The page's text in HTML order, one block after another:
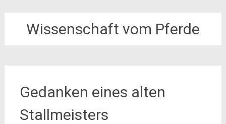
Wissenschaft vom Pferde
Gedanken eines alten
Stallmeisters